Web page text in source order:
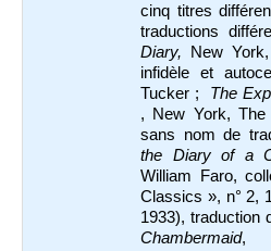
cinq titres
traductions
Diary, New
infidèle et
Tucker ; The
, New York, The
sans nom de
the Diary of a
William Faro,
Classics », n° 2,
1933),
Chambermaid,